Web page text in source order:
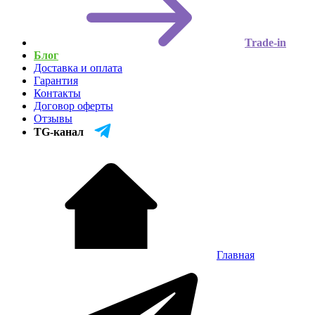
Trade-in
Блог
Доставка и оплата
Гарантия
Контакты
Договор оферты
Отзывы
TG-канал
Главная